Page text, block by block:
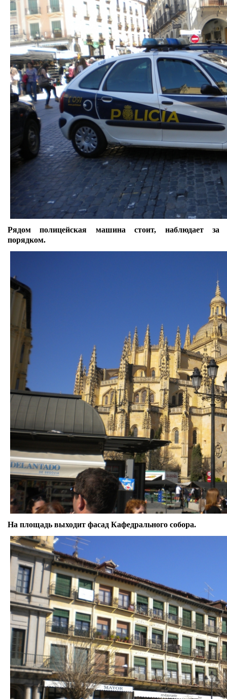
Рядом полицейская машина стоит, наблюдает за
порядком.
На площадь выходит фасад Кафедрального собора.